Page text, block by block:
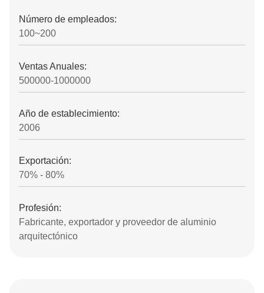
Número de empleados:
100~200
Ventas Anuales:
500000-1000000
Año de establecimiento:
2006
Exportación:
70% - 80%
Profesión:
Fabricante, exportador y proveedor de aluminio
arquitectónico